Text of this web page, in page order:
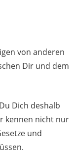
von anderen
Dir und dem
Dich deshalb
kennen nicht nur
und